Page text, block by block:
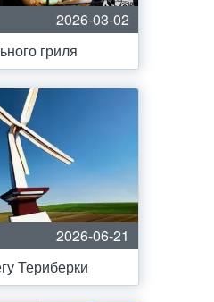
2026-03-02
гриля
2026-06-21
Териберки